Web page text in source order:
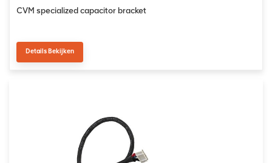
CVM specialized capacitor bracket
Details Bekijken